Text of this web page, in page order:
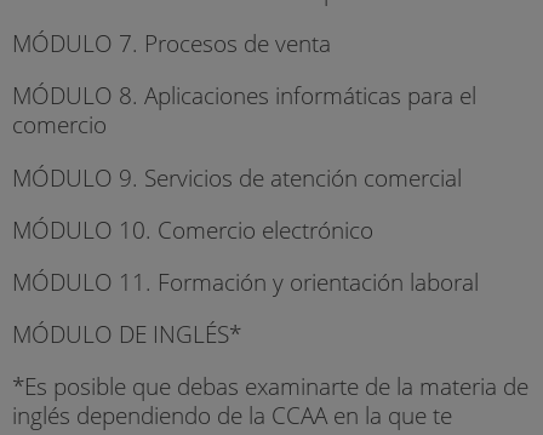
MÓDULO 7. Procesos de venta
MÓDULO 8. Aplicaciones informáticas para el
comercio
MÓDULO 9. Servicios de atención comercial
MÓDULO 10. Comercio electrónico
MÓDULO 11. Formación y orientación laboral
MÓDULO DE INGLÉS*
*Es posible que debas examinarte de la materia de
inglés dependiendo de la CCAA en la que te